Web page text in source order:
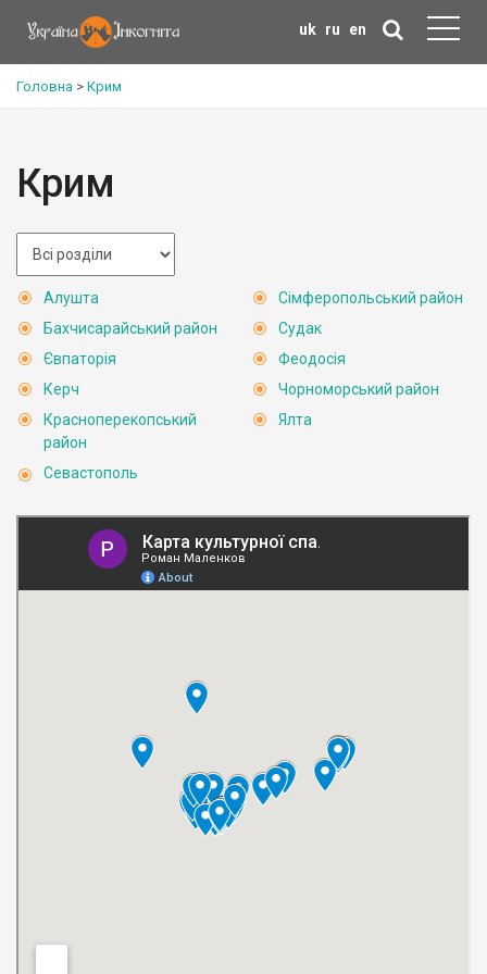
uk ru en
Головна > Крим
Крим
Алушта
Бахчисарайський район
Євпаторія
Керч
Красноперекопський
район
Севастополь
Сімферопольський район
Судак
Феодосія
Чорноморський район
Ялта